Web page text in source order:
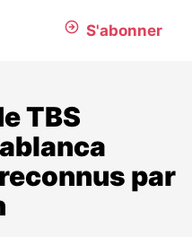
S'abonner
TBS
par